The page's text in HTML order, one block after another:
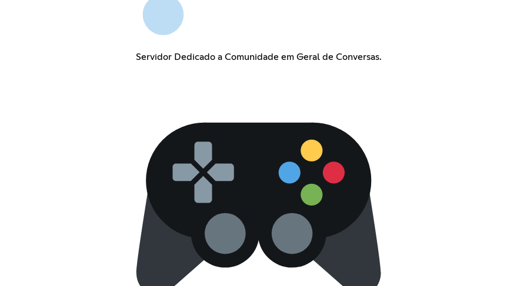
Servidor Dedicado a Comunidade em Geral de Conversas.